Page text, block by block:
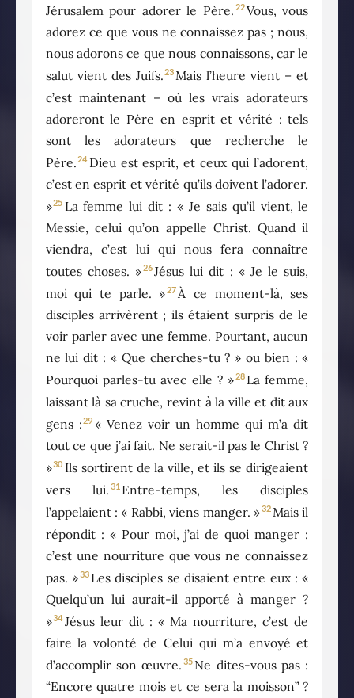
Jérusalem pour adorer le Père. 22Vous, vous
adorez ce que vous ne connaissez pas ; nous,
nous adorons ce que nous connaissons, car le
salut vient des Juifs.23Mais l’heure vient – et
c’est maintenant – où les vrais adorateurs
adoreront le Père en esprit et vérité : tels
sont les adorateurs que recherche le
Père.24 Dieu est esprit, et ceux qui l’adorent,
c’est en esprit et vérité qu’ils doivent l’adorer.
»25 La femme lui dit : « Je sais qu’il vient, le
Messie, celui qu’on appelle Christ. Quand il
viendra, c’est lui qui nous fera connaître
toutes choses. »26Jésus lui dit : « Je le suis,
moi qui te parle. »27À ce moment-là, ses
disciples arrivèrent ; ils étaient surpris de le
voir parler avec une femme. Pourtant, aucun
ne lui dit : « Que cherches-tu ? » ou bien : «
Pourquoi parles-tu avec elle ? »28 La femme,
laissant là sa cruche, revint à la ville et dit aux
gens :29 « Venez voir un homme qui m’a dit
tout ce que j’ai fait. Ne serait-il pas le Christ ?
»30 Ils sortirent de la ville, et ils se dirigeaient
vers lui. 31 Entre-temps, les disciples
l’appelaient : « Rabbi, viens manger. »32Mais il
répondit : « Pour moi, j’ai de quoi manger :
c’est une nourriture que vous ne connaissez
pas. » 33 Les disciples se disaient entre eux : «
Quelqu’un lui aurait-il apporté à manger ?
»34 Jésus leur dit : « Ma nourriture, c’est de
faire la volonté de Celui qui m’a envoyé et
d’accomplir son œuvre. 35 Ne dites-vous pas :
“Encore quatre mois et ce sera la moisson” ?